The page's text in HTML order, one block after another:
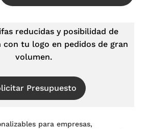
reducidas y posibilidad de
con tu logo en pedidos de gran
volumen.
Presupuesto
para empresas,